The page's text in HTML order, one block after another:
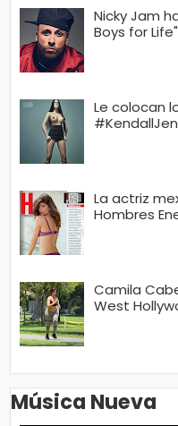
Nicky Jam
Boys for
Le colocan
La actriz
Hombres
Camila
West
Música Nueva